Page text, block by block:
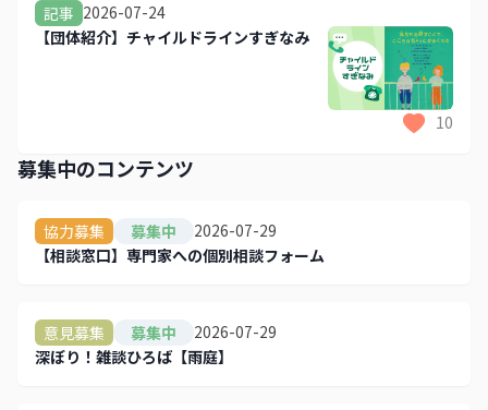
記事 2026-07-24
【団体紹介】チャイルドラインすぎなみ
10
募集中のコンテンツ
協力募集 募集中
2026-07-29
【相談窓口】専門家への個別相談フォーム
意見募集 募集中
2026-07-29
深ぼり！雑談ひろば【雨庭】